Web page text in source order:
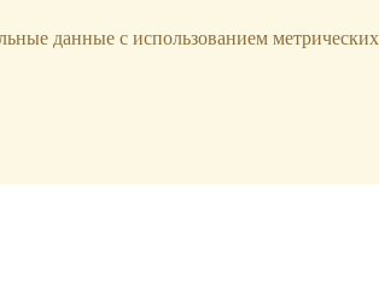
данные с использованием метрических